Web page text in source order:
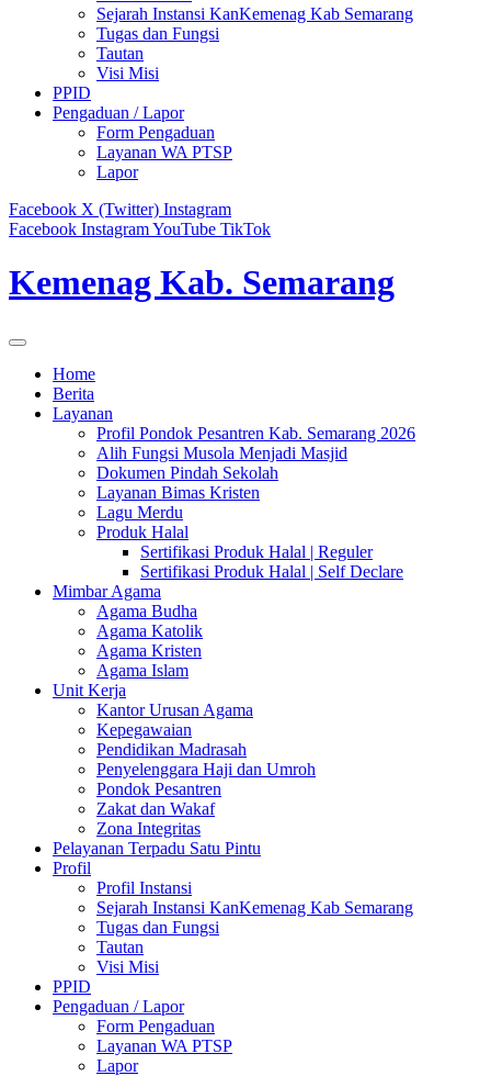
Sejarah Instansi KanKemenag Kab Semarang
Tugas dan Fungsi
Tautan
Visi Misi
PPID
Pengaduan / Lapor
Form Pengaduan
Layanan WA PTSP
Lapor
Facebook X (Twitter) Instagram
Facebook InstagramYouTube TikTok
Kemenag Kab. Semarang
Home
Berita
Layanan
Profil Pondok Pesantren Kab. Semarang 2026
Alih Fungsi Musola Menjadi Masjid
Dokumen Pindah Sekolah
Layanan Bimas Kristen
Lagu Merdu
Produk Halal
Sertifikasi Produk Halal | Reguler
Sertifikasi Produk Halal | Self Declare
Mimbar Agama
Agama Budha
Agama Katolik
Agama Kristen
Agama Islam
Unit Kerja
Kantor Urusan Agama
Kepegawaian
Pendidikan Madrasah
Penyelenggara Haji dan Umroh
Pondok Pesantren
Zakat dan Wakaf
Zona Integritas
Pelayanan Terpadu Satu Pintu
Profil
Profil Instansi
Sejarah Instansi KanKemenag Kab Semarang
Tugas dan Fungsi
Tautan
Visi Misi
PPID
Pengaduan / Lapor
Form Pengaduan
Layanan WA PTSP
Lapor